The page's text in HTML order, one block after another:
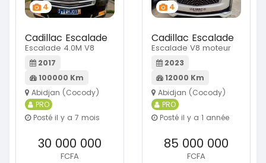
4
Cadillac Escalade
Escalade 4.0M V8
2017
100000 Km
Abidjan (Cocody)
PRO
Posté il y a 7 mois
30 000 000
FCFA
4
Cadillac Escalade
Escalade V8 moteur
2023
12000 Km
Abidjan (Cocody)
PRO
Posté il y a 1 année
85 000 000
FCFA